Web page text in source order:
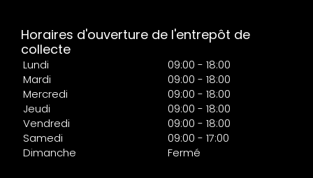
Horaires d'ouverture de l'entrepôt de
collecte
Lundi
09:00 - 18:00
Mardi
09:00 - 18:00
Mercredi
09:00 - 18:00
Jeudi
09:00 - 18:00
Vendredi
09:00 - 18:00
Samedi
09:00 - 17:00
Dimanche
Fermé